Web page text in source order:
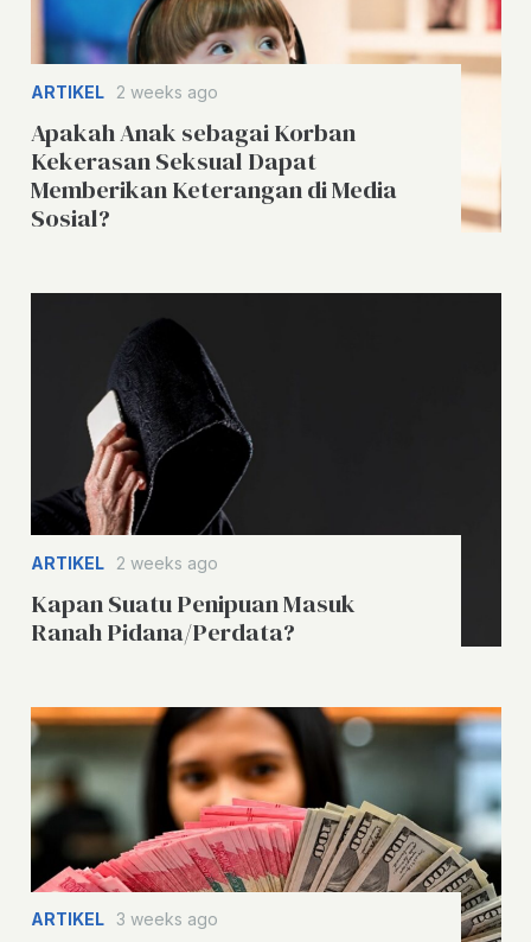
ARTIKEL 2 weeks ago
Apakah Anak sebagai Korban
Kekerasan Seksual Dapat
Memberikan Keterangan di Media
Sosial?
ARTIKEL 2 weeks ago
Kapan Suatu Penipuan Masuk
Ranah Pidana/Perdata?
ARTIKEL 3 weeks ago